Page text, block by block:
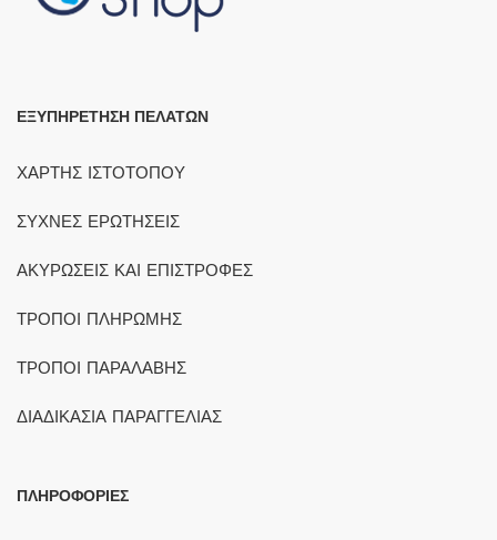
ΕΞΥΠΗΡΕΤΗΣΗ ΠΕΛΑΤΩΝ
ΧΑΡΤΗΣ ΙΣΤΟΤΟΠΟΥ
ΣΥΧΝΕΣ ΕΡΩΤΗΣΕΙΣ
ΑΚΥΡΩΣΕΙΣ ΚΑΙ ΕΠΙΣΤΡΟΦΕΣ
ΤΡΟΠΟΙ ΠΛΗΡΩΜΗΣ
ΤΡΟΠΟΙ ΠΑΡΑΛΑΒΗΣ
ΔΙΑΔΙΚΑΣΙΑ ΠΑΡΑΓΓΕΛΙΑΣ
ΠΛΗΡΟΦΟΡΙΕΣ